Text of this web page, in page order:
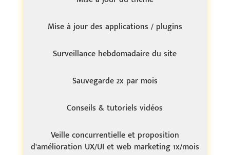
Mise à jour des applications / plugins
Surveillance hebdomadaire du site
Sauvegarde 2x par mois
Conseils & tutoriels vidéos
Veille concurrentielle et proposition
d’amélioration UX/UI et web marketing 1x/mois